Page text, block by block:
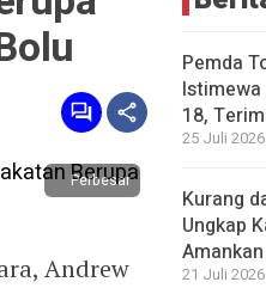
Perbesar
Andrew
Pemda
Istimewa
18,
25 Juli
Kurang
Ungkap
21 Juli